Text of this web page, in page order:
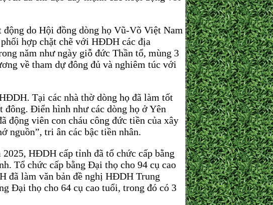
do Hội đồng dòng họ Vũ-Võ Việt Nam
hợp chặt chẽ với HĐDH các địa
năm như ngày giỗ đức Thần tổ, mùng 3
về tham dự đông đủ và nghiêm túc với
Tại các nhà thờ dòng họ đã làm tốt
Điển hình như các dòng họ ở Yên
động viên con cháu công đức tiền của xây
nguồn”, tri ân các bậc tiền nhân.
HĐDH cấp tỉnh đã tổ chức cấp bằng
Tổ chức cấp bằng Đại thọ cho 94 cụ cao
đã làm văn bản đề nghị HĐDH Trung
Đại thọ cho 64 cụ cao tuổi, trong đó có 3